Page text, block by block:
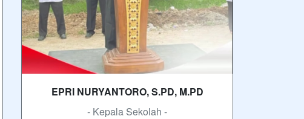
EPRI NURYANTORO, S.PD, M.PD
- Kepala Sekolah -